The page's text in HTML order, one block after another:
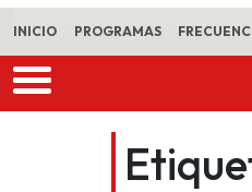
INICIO PROGRAMAS